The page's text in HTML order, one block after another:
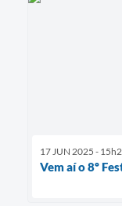
17 JUN 2025 -
Vem aí o 8º